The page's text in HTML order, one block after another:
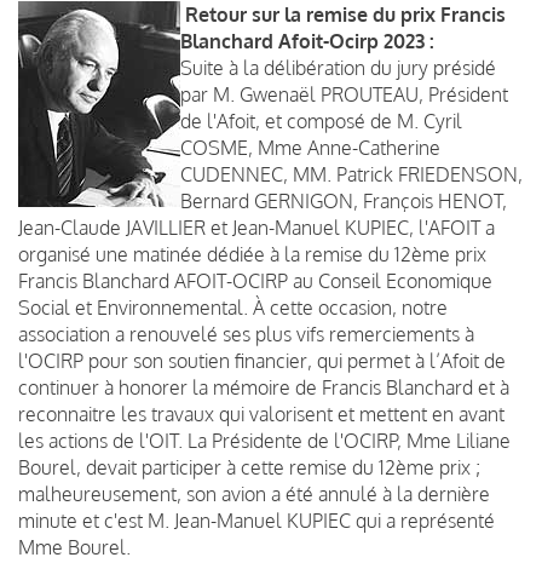
Retour sur la remise du prix Francis
Blanchard Afoit-Ocirp 2023 :
Suite à la délibération du jury présidé
par M. Gwenaël PROUTEAU, Président
de l'Afoit, et composé de M. Cyril
COSME, Mme Anne-Catherine
CUDENNEC, MM. Patrick FRIEDENSON,
Bernard GERNIGON, François HENOT,
Jean-Claude JAVILLIER et Jean-Manuel KUPIEC, l'AFOIT a
organisé une matinée dédiée à la remise du 12ème prix
Francis Blanchard AFOIT-OCIRP au Conseil Economique
Social et Environnemental. À cette occasion, notre
association a renouvelé ses plus vifs remerciements à
l'OCIRP pour son soutien financier, qui permet à l’Afoit de
continuer à honorer la mémoire de Francis Blanchard et à
reconnaitre les travaux qui valorisent et mettent en avant
les actions de l'OIT. La Présidente de l'OCIRP, Mme Liliane
Bourel, devait participer à cette remise du 12ème prix ;
malheureusement, son avion a été annulé à la dernière
minute et c'est M. Jean-Manuel KUPIEC qui a représenté
Mme Bourel.